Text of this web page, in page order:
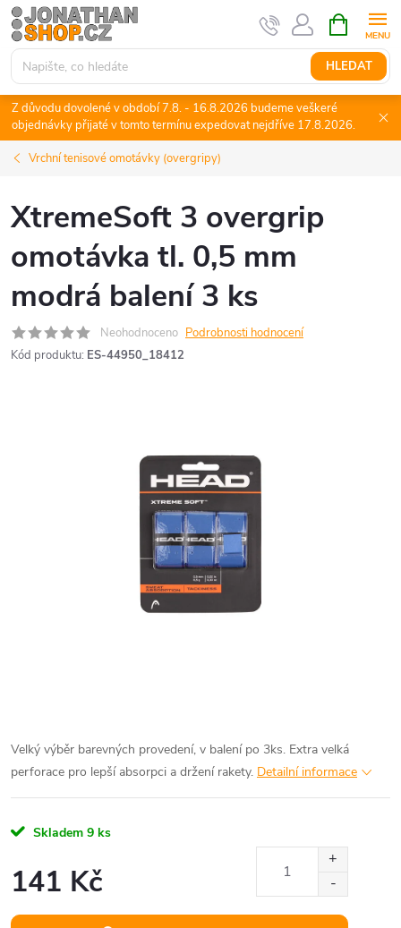
Přejít
na
obsah
HLEDAT
NÁKUPNÍ
KOŠÍK
Z důvodu dovolené v období 7.8. - 16.8.2026 budeme veškeré
objednávky přijaté v tomto termínu expedovat nejdříve 17.8.2026.
Vrchní tenisové omotávky (overgripy)
XtremeSoft 3 overgrip
omotávka tl. 0,5 mm
modrá balení 3 ks
Neohodnoceno Podrobnosti hodnocení
Kód produktu: ES-44950_18412
Velký výběr barevných provedení, v balení po 3ks. Extra velká
perforace pro lepší absorpci a držení rakety. Detailní informace
Skladem 9 ks
141 Kč